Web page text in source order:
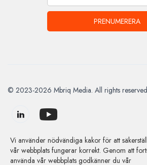
© 2023-2026 Mbriq Media. All rights reserved
Vi använder nödvändiga kakor för att
vår webbplats fungerar korrekt. Genom att
använda vår webbplats godkänner du vår